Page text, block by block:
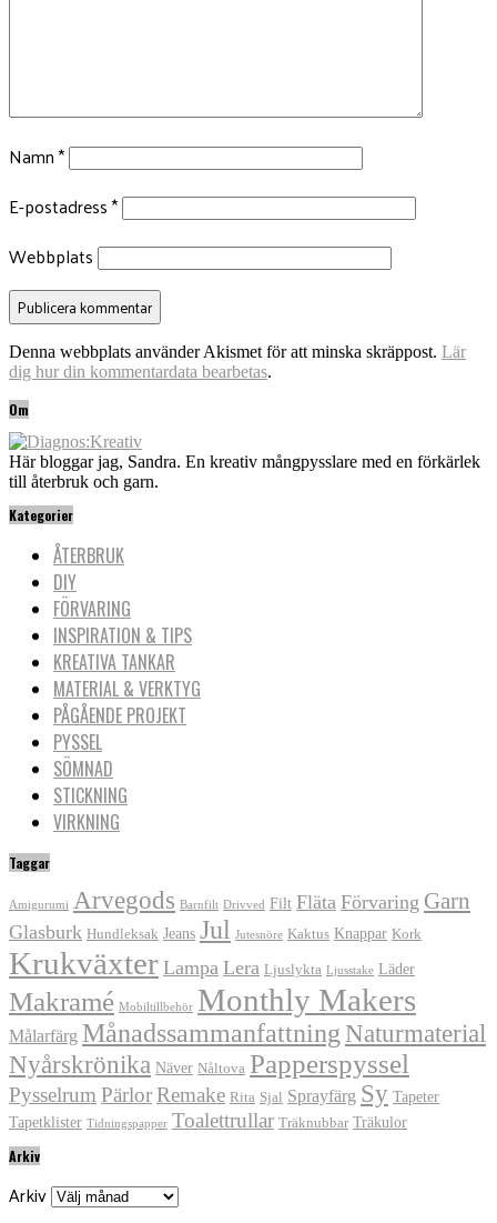
Namn*
E-postadress*
Webbplats
Denna webbplats använder Akismet för att minska skräppost. Lär
dig hur din kommentardata bearbetas.
Om
Här bloggar jag, Sandra. En kreativ mångpysslare med en förkärlek
till återbruk och garn.
Kategorier
ÅTERBRUK
DIY
FÖRVARING
INSPIRATION & TIPS
KREATIVA TANKAR
MATERIAL & VERKTYG
PÅGÅENDE PROJEKT
PYSSEL
SÖMNAD
STICKNING
VIRKNING
Taggar
Amigurumi Arvegods Barnfilt Drivved Filt Fläta Förvaring Garn
Glasburk Hundleksak Jeans Jul Jutesnöre Kaktus Knappar Kork
Krukväxter Lampa Lera Ljuslykta Ljusstake Läder
Makramé Mobiltillbehör Monthly Makers
Målarfärg Månadssammanfattning Naturmaterial
Nyårskrönika Näver Nåltova Papperspyssel
Pysselrum PärlorRemake Rita Sjal Sprayfärg Sy Tapeter
Tapetklister Tidningspapper Toalettrullar Träknubbar Träkulor
Arkiv
Arkiv